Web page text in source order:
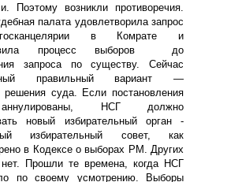
Поэтому возникли противоречия.
палата удовлетворила запрос
в Комрате и
процесс выборов до
запроса по существу. Сейчас
правильный вариант —
решения суда. Если постановления
НСГ должно
новый избирательный орган -
избирательный совет, как
в Кодексе о выборах РМ. Других
нет. Прошли те времена, когда НСГ
по своему усмотрению. Выборы